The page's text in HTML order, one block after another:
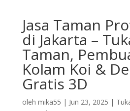
Jasa Taman
di Jakarta –
Taman,
Kolam Koi &
Gratis 3D
oleh mika55 | Jun 23, 2025 |